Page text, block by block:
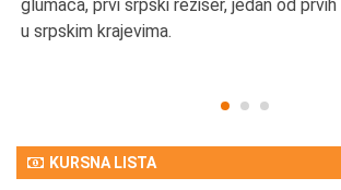
glumaca, prvi srpski režiser, jedan od
u srpskim krajevima.
KURSNA LISTA